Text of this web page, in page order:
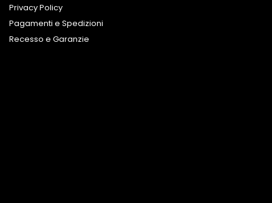
Privacy Policy
Pagamenti e Spedizioni
Recesso e Garanzie